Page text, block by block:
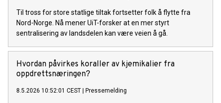
Til tross for store statlige tiltak fortsetter folk å flytte fra
Nord-Norge. Nå mener UiT-forsker at en mer styrt
sentralisering av landsdelen kan være veien å gå.
Hvordan påvirkes koraller av kjemikalier fra
oppdrettsnæringen?
8.5.2026 10:52:01 CEST Pressemelding